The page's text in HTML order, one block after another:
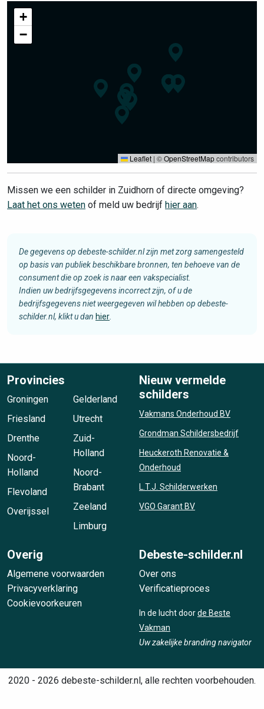
+
−
Leaflet | ©OpenStreetMapcontributors
Missen we een schilder in Zuidhorn of directe omgeving?
Laat het ons weten of meld uw bedrijf hier aan.
De gegevens op debeste-schilder.nl zijn met zorg samengesteld
op basis van publiek beschikbare bronnen, ten behoeve van de
consument die op zoek is naar een vakspecialist.
Indien uw bedrijfsgegevens incorrect zijn, of u de
bedrijfsgegevens niet weergegeven wil hebben op debeste-
schilder.nl, klikt u dan hier.
Provincies
Groningen
Friesland
Drenthe
Noord-
Holland
Flevoland
Overijssel
Gelderland
Utrecht
Zuid-
Holland
Noord-
Brabant
Zeeland
Limburg
Nieuw vermelde
schilders
Vakmans Onderhoud BV
Grondman Schildersbedrijf
Heuckeroth Renovatie &
Onderhoud
L.T.J. Schilderwerken
VGO Garant BV
Overig
Algemene voorwaarden
Privacyverklaring
Cookievoorkeuren
Debeste-schilder.nl
Over ons
Verificatieproces
In de lucht doorde Beste
Vakman
Uw zakelijke branding navigator
2020 - 2026 debeste-schilder.nl, alle rechten voorbehouden.